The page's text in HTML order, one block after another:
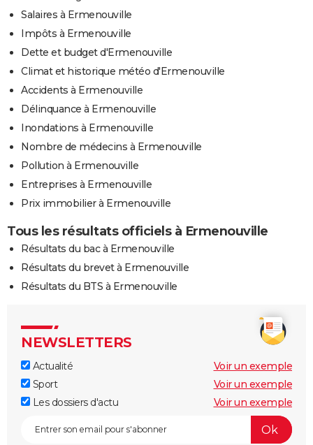
Salaires à Ermenouville
Impôts à Ermenouville
Dette et budget d'Ermenouville
Climat et historique météo d'Ermenouville
Accidents à Ermenouville
Délinquance à Ermenouville
Inondations à Ermenouville
Nombre de médecins à Ermenouville
Pollution à Ermenouville
Entreprises à Ermenouville
Prix immobilier à Ermenouville
Tous les résultats officiels à Ermenouville
Résultats du bac à Ermenouville
Résultats du brevet à Ermenouville
Résultats du BTS à Ermenouville
NEWSLETTERS
Actualité
Voir un exemple
Sport
Voir un exemple
Les dossiers d'actu
Voir un exemple